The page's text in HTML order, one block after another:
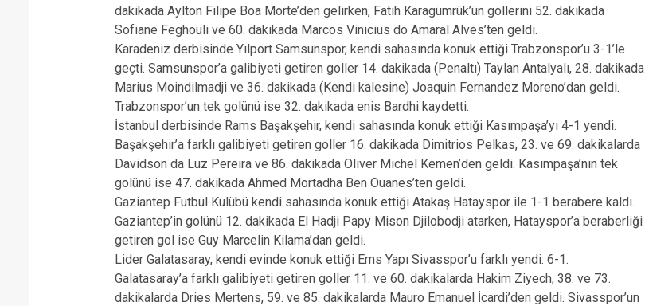
dakikada Aylton Filipe Boa Morte’den gelirken, Fatih Karagümrük’ün gollerini 52. dakikada
Sofiane Feghouli ve 60. dakikada Marcos Vinicius do Amaral Alves’ten geldi.
Karadeniz derbisinde Yılport Samsunspor, kendi sahasında konuk ettiği Trabzonspor’u 3-1’le
geçti. Samsunspor’a galibiyeti getiren goller 14. dakikada (Penaltı) Taylan Antalyalı, 28. dakikada
Marius Moindilmadji ve 36. dakikada (Kendi kalesine) Joaquin Fernandez Moreno’dan geldi.
Trabzonspor’un tek golünü ise 32. dakikada enis Bardhi kaydetti.
İstanbul derbisinde Rams Başakşehir, kendi sahasında konuk ettiği Kasımpaşa’yı 4-1 yendi.
Başakşehir’a farklı galibiyeti getiren goller 16. dakikada Dimitrios Pelkas, 23. ve 69. dakikalarda
Davidson da Luz Pereira ve 86. dakikada Oliver Michel Kemen’den geldi. Kasımpaşa’nın tek
golünü ise 47. dakikada Ahmed Mortadha Ben Ouanes’ten geldi.
Gaziantep Futbul Kulübü kendi sahasında konuk ettiği Atakaş Hatayspor ile 1-1 berabere kaldı.
Gaziantep’in golünü 12. dakikada El Hadji Papy Mison Djilobodji atarken, Hatayspor’a beraberliği
getiren gol ise Guy Marcelin Kilama’dan geldi.
Lider Galatasaray, kendi evinde konuk ettiği Ems Yapı Sivasspor’u farklı yendi: 6-1.
Galatasaray’a farklı galibiyeti getiren goller 11. ve 60. dakikalarda Hakim Ziyech, 38. ve 73.
dakikalarda Dries Mertens, 59. ve 85. dakikalarda Mauro Emanuel İcardi’den geldi. Sivasspor’un